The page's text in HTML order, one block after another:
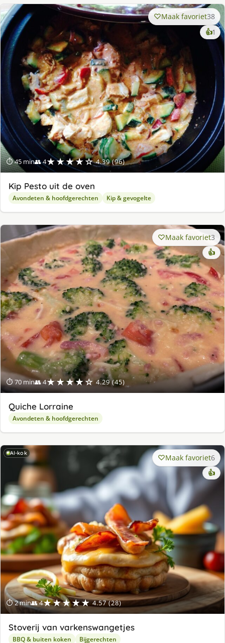
⏱ 45 min👥 4★★★★☆ 4.39 (96)
Maak favoriet38
👍1
Kip Pesto uit de oven
Avondeten & hoofdgerechten Kip & gevogelte
⏱ 70 min👥 4★★★★☆ 4.29 (45)
Maak favoriet3
👍
Quiche Lorraine
Avondeten & hoofdgerechten
AI-kok
⏱ 2 min👥 4★★★★★ 4.57 (28)
Maak favoriet6
👍
Stoverij van varkenswangetjes
BBQ & buiten koken Bijgerechten